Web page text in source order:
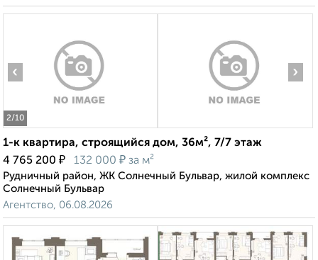
2/10
‹ ›
1-к квартира, строящийся дом, 36м², 7/7 этаж
4 765 200 ₽ 132 000 ₽ за м²
Рудничный район, ЖК Солнечный Бульвар, жилой комплекс
Солнечный Бульвар
Агентство, 06.08.2026